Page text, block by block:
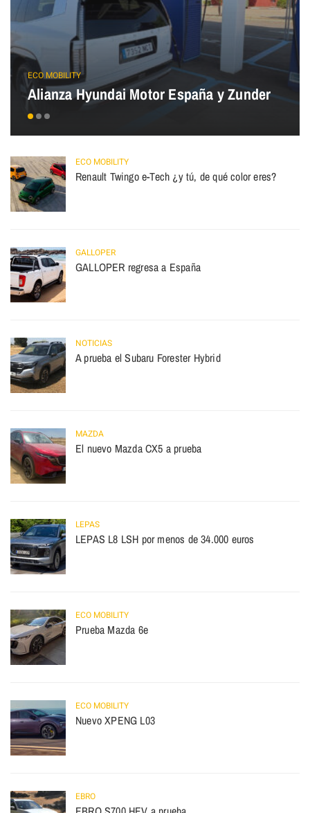
ECO MOBILITY
Alianza Hyundai Motor España y Zunder
ECO MOBILITY
Renault Twingo e-Tech ¿y tú, de qué color eres?
GALLOPER
GALLOPER regresa a España
NOTICIAS
A prueba el Subaru Forester Hybrid
MAZDA
El nuevo Mazda CX5 a prueba
LEPAS
LEPAS L8 LSH por menos de 34.000 euros
ECO MOBILITY
Prueba Mazda 6e
ECO MOBILITY
Nuevo XPENG L03
EBRO